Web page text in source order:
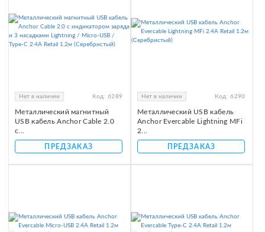
Нет в наличии Код: 6289
Металлический магнитный
USB кабель Anchor Cable 2.0
с...
ПРЕДЗАКАЗ
Нет в наличии Код: 6290
Металлический USB кабель
Anchor Evercable Lightning MFi
2...
ПРЕДЗАКАЗ